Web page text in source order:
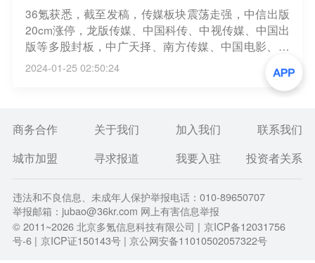
36氪获悉，截至发稿，传媒板块震荡走强，中信出版
20cm涨停，龙版传媒、中国科传、中视传媒、中国出
版等多股封板，中广天择、南方传媒、中国电影、中
原传媒等超20股涨超5%。
2024-01-25 02:50:24
商务合作 关于我们 加入我们
联系我们
城市加盟
寻求报道 我要入驻 投资者关系
违法和不良信息、未成年人保护举报电话：010-89650707
举报邮箱：jubao@36kr.com 网上有害信息举报
© 2011~2026北京多氪信息科技有限公司 | 京ICP备12031756
号-6 | 京ICP证150143号 | 京公网安备11010502057322号